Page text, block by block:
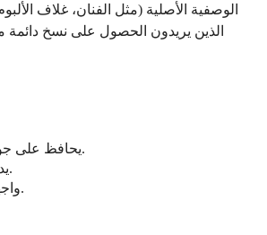
الوصفية الأصلية (مثل الفنان، غلاف
الذين يريدون الحصول على نسخ دائمة
يحافظ على جودة الصوت الأصلية.
يدعم تنزيلات الدفعة.
واجهة سهلة الاستخدام.